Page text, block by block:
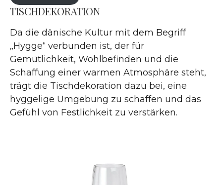
TISCHDEKORATION
Da die dänische Kultur mit dem Begriff
„Hygge“ verbunden ist, der für
Gemütlichkeit, Wohlbefinden und die
Schaffung einer warmen Atmosphäre steht,
trägt die Tischdekoration dazu bei, eine
hyggelige Umgebung zu schaffen und das
Gefühl von Festlichkeit zu verstärken.